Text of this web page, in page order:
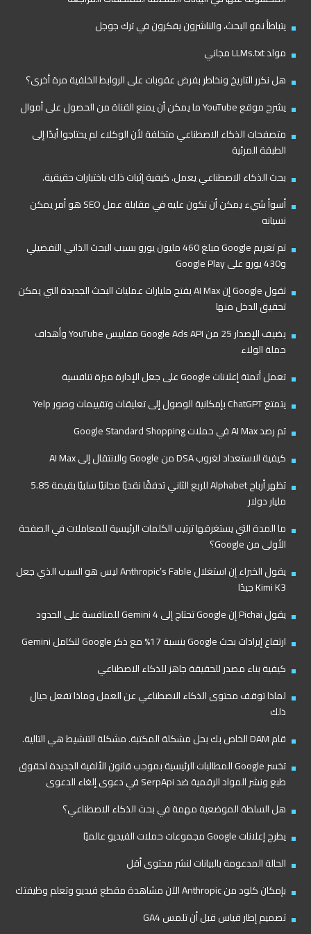
يتباطأ نمو البحث، والناشرون يفكرون في ترك جوجل
مولد LLMs.txt مجاني
هل نكرر التاريخ ونخاطر بفرض عقوبات على الروابط الخلفية مرة أخرى؟
يشرح موقع YouTube ما يمكن أن يمنع القناة من الحصول على أموال
متصفحات الذكاء الاصطناعي متخلفة لأن الوكلاء لم يحتاجوا أبدًا إلى
الطبقة المرئية
بحث الذكاء الاصطناعي يعمل. كيفية إثبات ذلك باختبارات حقيقية.
أسوأ شيء يمكن أن تكون عليه في مقابلة عمل SEO هو أمر يمكن
نسيانه
تم تغريم Google مبلغ 460 مليون يورو بسبب البحث الذاتي التفضيلي
و430 يورو على Google Play
تقول Google إن AI Max يفتح مليارات عمليات البحث الجديدة التي يمكن
تحقيق الدخل منها
يضيف الإصدار 25 من Google Ads API مقاييس YouTube وأهداف
حملة الولاء
تعمل أتمتة إعلانات Google على جعل الإدارة ميزة تنافسية
يتمتع ChatGPT بإمكانية الوصول إلى تعليقات وتقييمات وصور Yelp
تم رصد AI Max في حملات Google Standard Shopping
كيفية الاستعداد لغروب DSA من Google والانتقال إلى AI Max
تظهر أرباح Alphabet للربع الثاني تدفقًا نقديًا مجانيًا سلبيًا بقيمة 5.85
مليار دولار
ما المدة التي يستغرقها ترتيب الكلمات الرئيسية للمعاملات في الصفحة
الأولى من Google؟
يقول الخبراء إن استغلال Anthropic’s Fable ليس هو السبب الذي جعل
Kimi K3 جيدًا
يقول Pichai إن Google تحتاج إلى Gemini 4 للمنافسة على الحدود
ارتفاع إيرادات بحث Google بنسبة 17% مع ذكر Google لتكامل Gemini
كيفية بناء مصدر للحقيقة جاهز للذكاء الاصطناعي
لماذا توقف محتوى الذكاء الاصطناعي عن العمل وماذا تفعل حيال
ذلك
قام DAM الخاص بك بحل مشكلة المكتبة. مشكلة التنشيط هي التالية.
تخسر Google المطالبات الرئيسية بموجب قانون الألفية الجديدة لحقوق
طبع ونشر المواد الرقمية ضد SerpApi في دعوى إلغاء الدعوى
هل السلطة الموضعية مهمة في بحث الذكاء الاصطناعي؟
يطرح إعلانات Google مجموعات حملات الفيديو عالميًا
الحالة المدعومة بالبيانات لنشر محتوى أقل
بإمكان كلود من Anthropic الآن مشاهدة مقطع فيديو وتعلم وظيفتك
تصميم إطار قياس قبل أن تلمس GA4